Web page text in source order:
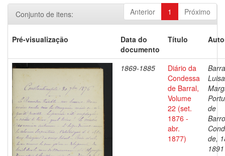
Anterior 1 Próximo
Conjunto de itens:
Pré-visualização
Data do
documento
Título
1869-1885
Diário da
Condessa
de Barral,
Volume
22 (set.
1876 -
abr.
1877)
Luisa
de
de,
1891